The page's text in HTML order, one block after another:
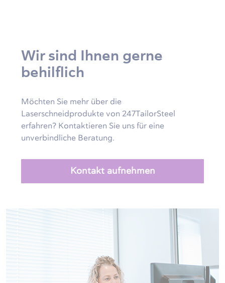
Wir sind Ihnen gerne
behilflich
Möchten Sie mehr über die
Laserschneidprodukte von 247TailorSteel
erfahren? Kontaktieren Sie uns für eine
unverbindliche Beratung.
Kontakt aufnehmen